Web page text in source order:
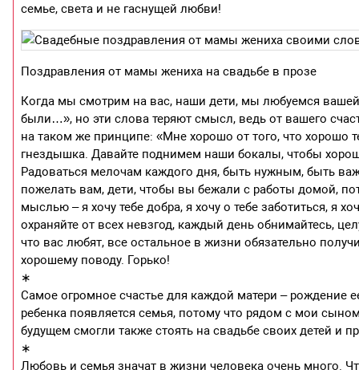
семье, света и не гаснущей любви!
Поздравления от мамы жениха на свадьбе в прозе
Когда мы смотрим на вас, наши дети, мы любуемся
были…», но эти слова теряют смысл, ведь от вашего
на таком же принципе: «Мне хорошо от того, что хорошо
гнездышка. Давайте поднимем наши бокалы, чтобы
Радоваться мелочам каждого дня, быть нужным, быть
пожелать вам, дети, чтобы вы бежали с работы домой,
мыслью – я хочу тебе добра, я хочу о тебе заботиться, я
охраняйте от всех невзгод, каждый день обнимайтесь,
что вас любят, все остальное в жизни обязательно
хорошему поводу. Горько!
∗
Самое огромное счастье для каждой матери – рождение
ребенка появляется семья, потому что рядом с мои
будущем смогли также стоять на свадьбе своих детей
∗
Любовь и семья значат в жизни человека очень много.